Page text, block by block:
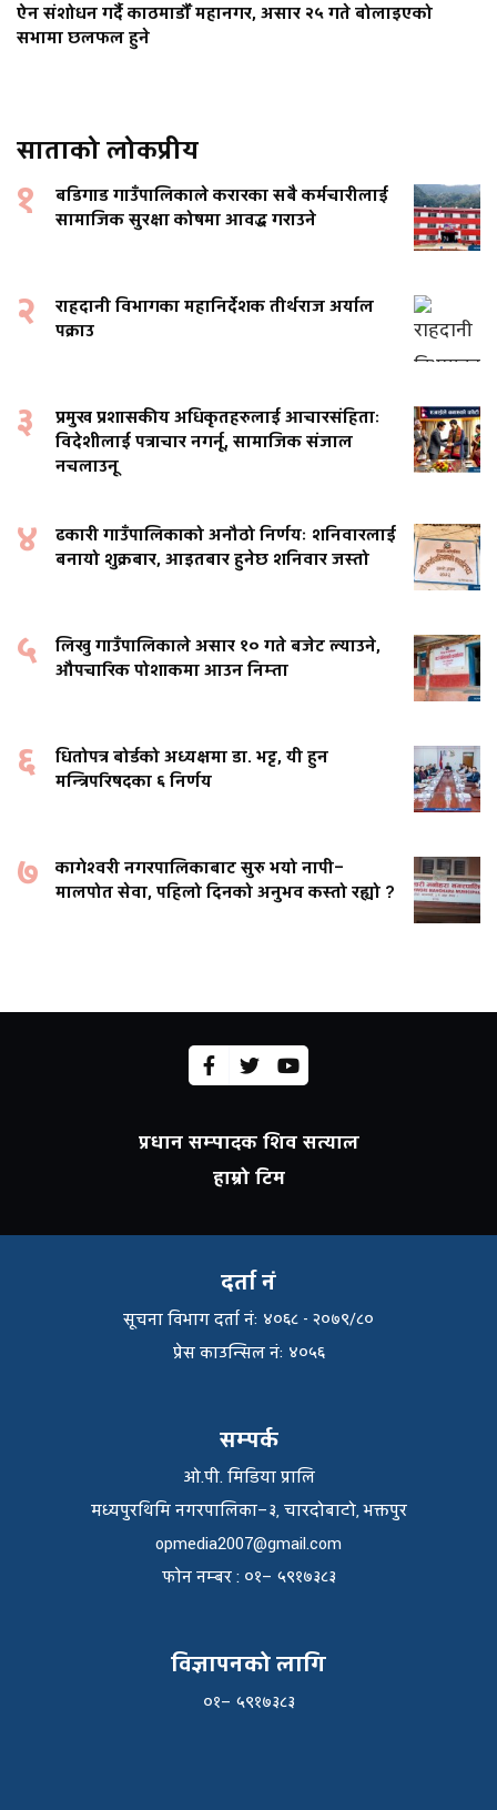
ऐन संशोधन गर्दै काठमाडौँ महानगर, असार २५ गते बोलाइएको
सभामा छलफल हुने
साताको लोकप्रीय
१
बडिगाड गाउँपालिकाले करारका सबै कर्मचारीलाई
सामाजिक सुरक्षा कोषमा आवद्ध गराउने
२
राहदानी विभागका महानिर्देशक तीर्थराज अर्याल
पक्राउ
३
प्रमुख प्रशासकीय अधिकृतहरुलाई आचारसंहिताः
विदेशीलाई पत्राचार नगर्नू, सामाजिक संजाल
नचलाउनू
४
ढकारी गाउँपालिकाको अनौठो निर्णयः शनिवारलाई
बनायो शुक्रबार, आइतबार हुनेछ शनिवार जस्तो
५
लिखु गाउँपालिकाले असार १० गते बजेट ल्याउने,
औपचारिक पोशाकमा आउन निम्ता
६
धितोपत्र बोर्डको अध्यक्षमा डा. भट्ट, यी हुन
मन्त्रिपरिषदका ६ निर्णय
७
कागेश्वरी नगरपालिकाबाट सुरु भयो नापी–
मालपोत सेवा, पहिलो दिनको अनुभव कस्तो रह्यो ?
प्रधान सम्पादक शिव सत्याल
हाम्रो टिम
दर्ता नं
सूचना विभाग दर्ता नंः ४०६८ - २०७९/८०
प्रेस काउन्सिल नंः ४०५६
सम्पर्क
ओ.पी. मिडिया प्रालि
मध्यपुरथिमि नगरपालिका–३, चारदोबाटो, भक्तपुर
opmedia2007@gmail.com
फाेन नम्बर : ०१– ५९१७३८३
विज्ञापनको लागि
०१– ५९१७३८३